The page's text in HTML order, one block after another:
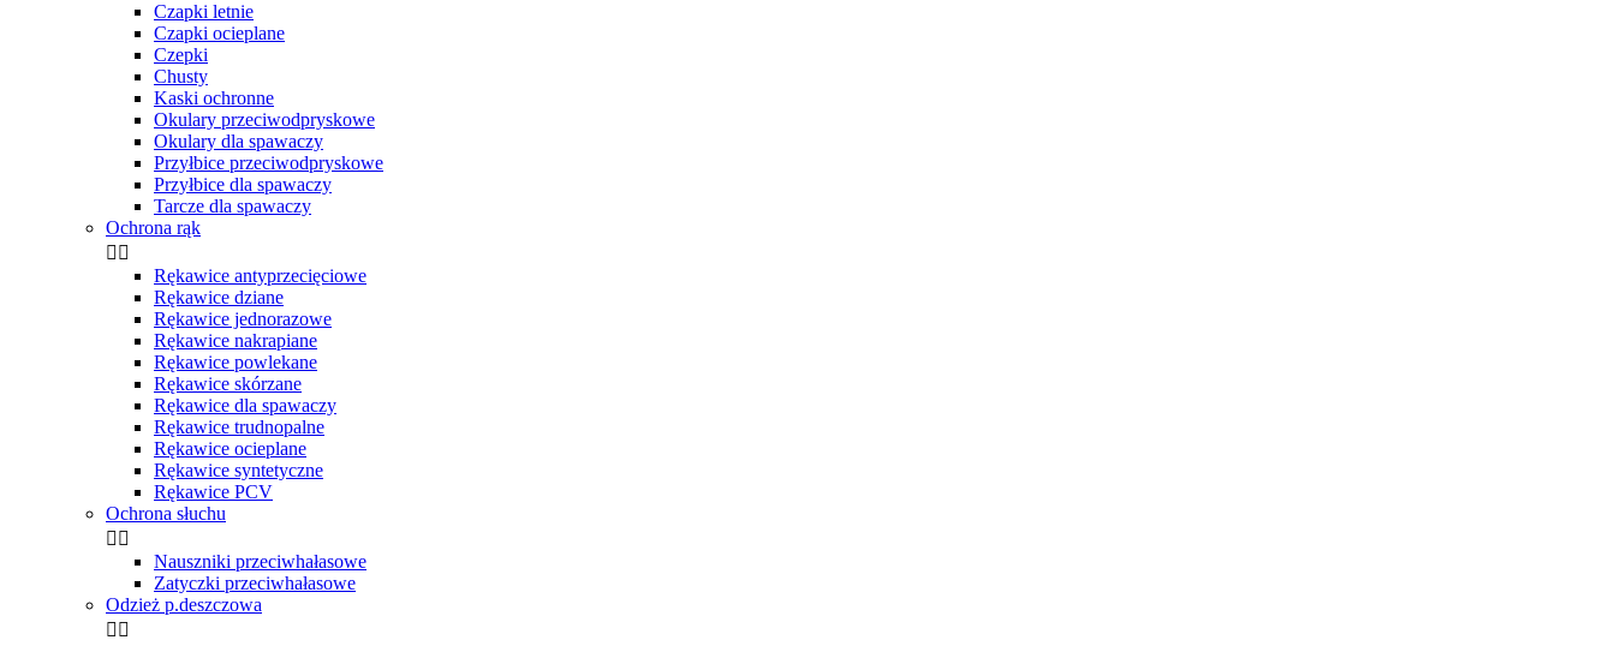
Czapki letnie
Czapki ocieplane
Czepki
Chusty
Kaski ochronne
Okulary przeciwodpryskowe
Okulary dla spawaczy
Przyłbice przeciwodpryskowe
Przyłbice dla spawaczy
Tarcze dla spawaczy
Ochrona rąk
 
Rękawice antyprzecięciowe
Rękawice dziane
Rękawice jednorazowe
Rękawice nakrapiane
Rękawice powlekane
Rękawice skórzane
Rękawice dla spawaczy
Rękawice trudnopalne
Rękawice ocieplane
Rękawice syntetyczne
Rękawice PCV
Ochrona słuchu
 
Nauszniki przeciwhałasowe
Zatyczki przeciwhałasowe
Odzież p.deszczowa
 